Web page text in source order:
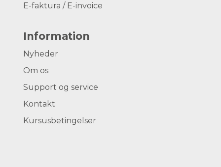
E-faktura / E-invoice
Information
Nyheder
Om os
Support og service
Kontakt
Kursusbetingelser